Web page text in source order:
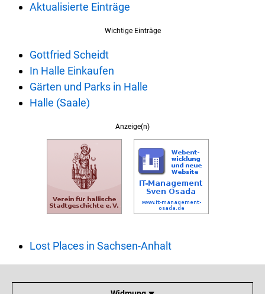
Aktualisierte Einträge
Wichtige Einträge
Gottfried Scheidt
In Halle Einkaufen
Gärten und Parks in Halle
Halle (Saale)
Anzeige(n)
Lost Places in Sachsen-Anhalt